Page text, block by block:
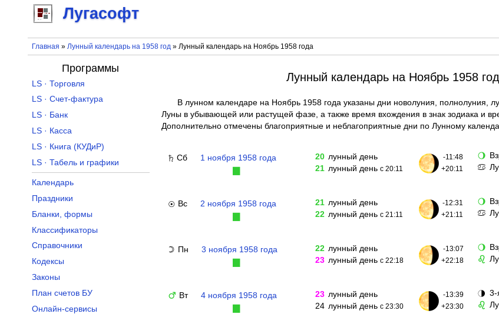
Лугасофт
Главная » Лунный календарь на 1958 год» Лунный календарь на Ноябрь 1958 года
Лунный календарь на Ноябрь 1958
В лунном календаре на Ноябрь 1958 года указаны дни новолуния, полнолуния,
Луны в убывающей или растущей фазе, а также время вхождения в знак зодиака и
Дополнительно отмечены благоприятные и неблагоприятные дни по Лунному
♄ Сб 1 ноября 1958 года 20 лунный день
21 лунный день с 20:11
-11:48
+20:11
🌖
♋
☉ Вс 2 ноября 1958 года 21 лунный день
22 лунный день с 21:11
-12:31
+21:11
🌖
♋
☽ Пн 3 ноября 1958 года 22 лунный день
23 лунный день с 22:18
-13:07
+22:18
🌖
♌
♂ Вт 4 ноября 1958 года 23 лунный день
24 лунный день с 23:30
-13:39
+23:30
🌗 3-
♌
Программы
LS · Торговля
LS · Счет-фактура
LS · Банк
LS · Касса
LS · Книга (КУДиР)
LS · Табель и графики
Календарь
Праздники
Бланки, формы
Классификаторы
Справочники
Кодексы
Законы
План счетов БУ
Онлайн-сервисы